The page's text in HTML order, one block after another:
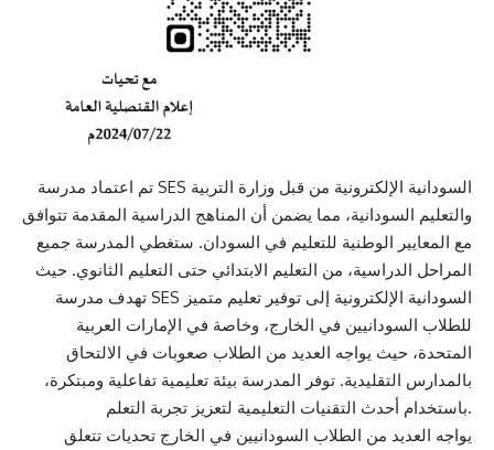
تم اعتماد مدرسة SES السودانية الإلكترونية من قبل وزارة التربية
والتعليم السودانية، مما يضمن أن المناهج الدراسية المقدمة تتوافق
مع المعايير الوطنية للتعليم في السودان. ستغطي المدرسة جميع
المراحل الدراسية، من التعليم الابتدائي حتى التعليم الثانوي. حيث
تهدف مدرسة SES السودانية الإلكترونية إلى توفير تعليم متميز
للطلاب السودانيين في الخارج، وخاصة في الإمارات العربية
المتحدة، حيث يواجه العديد من الطلاب صعوبات في الالتحاق
بالمدارس التقليدية. توفر المدرسة بيئة تعليمية تفاعلية ومبتكرة،
باستخدام أحدث التقنيات التعليمية لتعزيز تجربة التعلم.
يواجه العديد من الطلاب السودانيين في الخارج تحديات تتعلق